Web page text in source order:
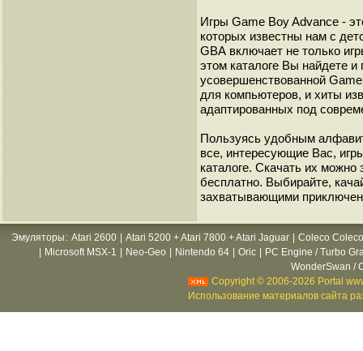
Игры Game Boy Advance -
которых известны нам с
GВА включает не только
этом каталоге Вы найдете
усовершенствованной
для компьютеров, и хиты
адаптированных под
Пользуясь удобным
все, интересующие Вас,
каталоге. Скачать их
бесплатно. Выбирайте,
захватывающими
Эмуляторы : Atari 2600 Atari 5200 + Atari 7800 + Atari Jaguar
Coleco
Microsoft MSX-1 Neo-Geo Nintendo 64 Oric
PC Engine / Turbo
WonderSwan /
Copyright © 2006-2026 Portal
Использование материалов сайта